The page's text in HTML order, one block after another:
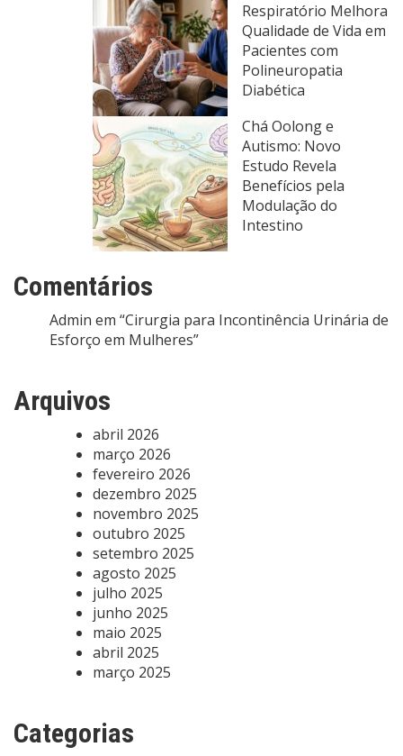
Respiratório Melhora
Qualidade de Vida em
Pacientes com
Polineuropatia
Diabética
Chá Oolong e
Autismo: Novo
Estudo Revela
Benefícios pela
Modulação do
Intestino
Comentários
Admin em “Cirurgia para Incontinência Urinária de
Esforço em Mulheres”
Arquivos
abril 2026
março 2026
fevereiro 2026
dezembro 2025
novembro 2025
outubro 2025
setembro 2025
agosto 2025
julho 2025
junho 2025
maio 2025
abril 2025
março 2025
Categorias